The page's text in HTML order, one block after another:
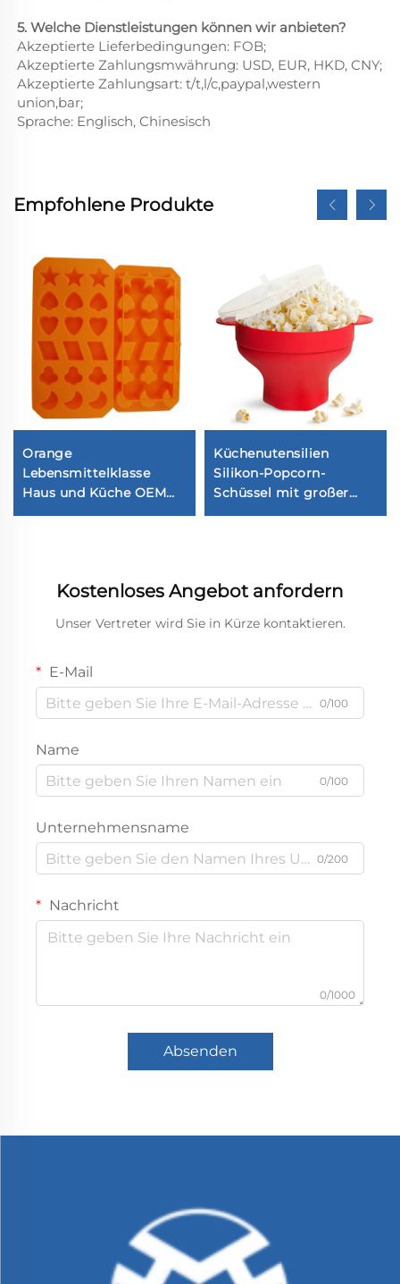
5. Welche Dienstleistungen können wir anbieten?
Akzeptierte Lieferbedingungen: FOB;
Akzeptierte Zahlungsmwährung: USD, EUR, HKD, CNY;
Akzeptierte Zahlungsart: t/t,l/c,paypal,western
union,bar;
Sprache: Englisch, Chinesisch
Empfohlene Produkte
Orange
Lebensmittelklasse
Haus und Küche OEM
ODM Silikon
Küchenutensilien
Silikon-Popcorn-
Schüssel mit großer
Kapazität, portabel und
Kostenloses Angebot anfordern
Unser Vertreter wird Sie in Kürze kontaktieren.
E-Mail
0/100
Name
0/100
Unternehmensname
0/200
Nachricht
0/1000
Absenden